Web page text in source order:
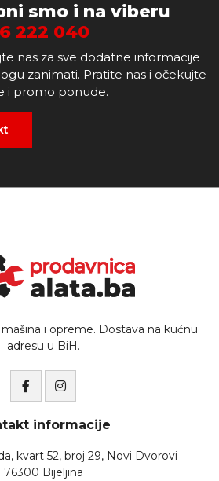
smo i na viberu
222 040
nas za sve dodatne informacije
zanimati. Pratite nas i očekujte
i promo ponude.
i opreme. Dostava na kućnu
adresu u BiH.
informacije
kvart 52, broj 29, Novi Dvorovi
76300 Bijeljina